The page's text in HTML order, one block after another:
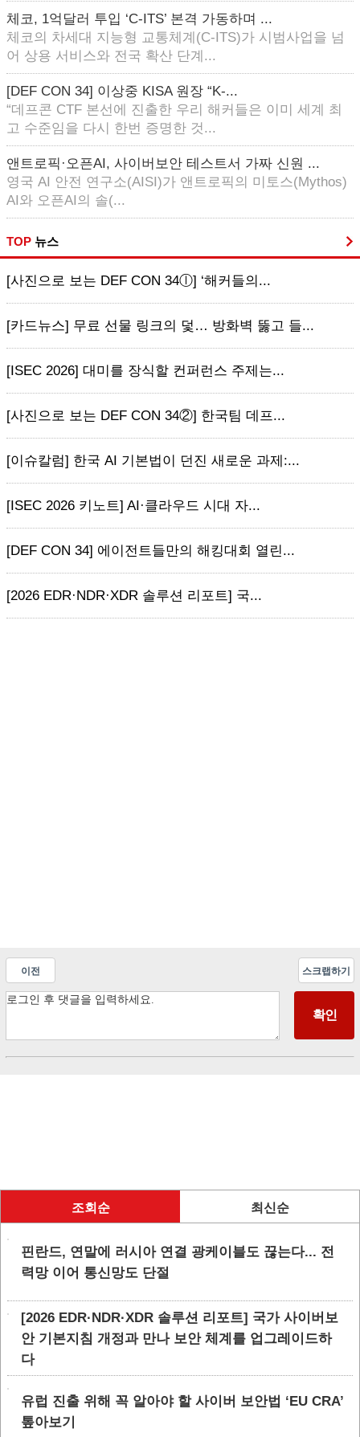
체코, 1억달러 투입 ‘C-ITS’ 본격 가동하며 ...
체코의 차세대 지능형 교통체계(C-ITS)가 시범사업을 넘
어 상용 서비스와 전국 확산 단계...
[DEF CON 34] 이상중 KISA 원장 “K-...
“데프콘 CTF 본선에 진출한 우리 해커들은 이미 세계 최
고 수준임을 다시 한번 증명한 것...
앤트로픽·오픈AI, 사이버보안 테스트서 가짜 신원 ...
영국 AI 안전 연구소(AISI)가 앤트로픽의 미토스(Mythos)
AI와 오픈AI의 솔(...
TOP 뉴스
[사진으로 보는 DEF CON 34ⓛ] ‘해커들의...
[카드뉴스] 무료 선물 링크의 덫… 방화벽 뚫고 들...
[ISEC 2026] 대미를 장식할 컨퍼런스 주제는...
[사진으로 보는 DEF CON 34②] 한국팀 데프...
[이슈칼럼] 한국 AI 기본법이 던진 새로운 과제:...
[ISEC 2026 키노트] AI·클라우드 시대 자...
[DEF CON 34] 에이전트들만의 해킹대회 열린...
[2026 EDR·NDR·XDR 솔루션 리포트] 국...
이전 스크랩하기
조회순 최신순
핀란드, 연말에 러시아 연결 광케이블도 끊는다... 전
력망 이어 통신망도 단절
[2026 EDR·NDR·XDR 솔루션 리포트] 국가 사이버보
안 기본지침 개정과 만나 보안 체계를 업그레이드하
다
유럽 진출 위해 꼭 알아야 할 사이버 보안법 ‘EU CRA’
톺아보기